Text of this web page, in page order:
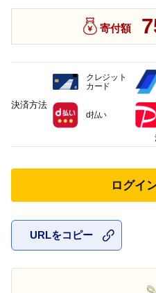
寄付額
ログイ
URLをコピー
決済方法
クレジット
カード
d払い